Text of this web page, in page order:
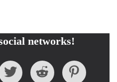
networks!